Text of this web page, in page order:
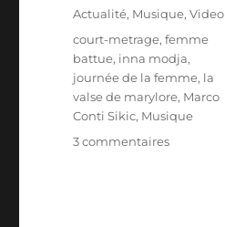
Catégories
Actualité, Musique,Video
Étiquettes
court-metrage,femme
battue, inna modja,
journée de la femme, la
valse de marylore, Marco
Conti Sikic, Musique
3 commentairessur